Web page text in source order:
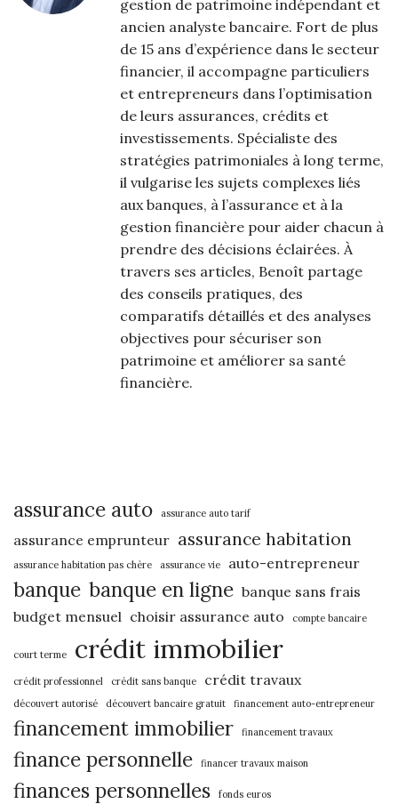
gestion de patrimoine indépendant et
ancien analyste bancaire. Fort de plus
de 15 ans d’expérience dans le secteur
financier, il accompagne particuliers
et entrepreneurs dans l’optimisation
de leurs assurances, crédits et
investissements. Spécialiste des
stratégies patrimoniales à long terme,
il vulgarise les sujets complexes liés
aux banques, à l’assurance et à la
gestion financière pour aider chacun à
prendre des décisions éclairées. À
travers ses articles, Benoît partage
des conseils pratiques, des
comparatifs détaillés et des analyses
objectives pour sécuriser son
patrimoine et améliorer sa santé
financière.
assurance auto assurance auto tarif
assurance emprunteur assurance habitation
assurance habitation pas chère assurance vie auto-entrepreneur
banque banque en ligne banque sans frais
budget mensuel choisir assurance auto compte bancaire
court terme crédit immobilier
crédit professionnel crédit sans banque crédit travaux
découvert autorisé découvert bancaire gratuit financement auto-entrepreneur
financement immobilier financement travaux
finance personnelle financer travaux maison
finances personnelles fonds euros